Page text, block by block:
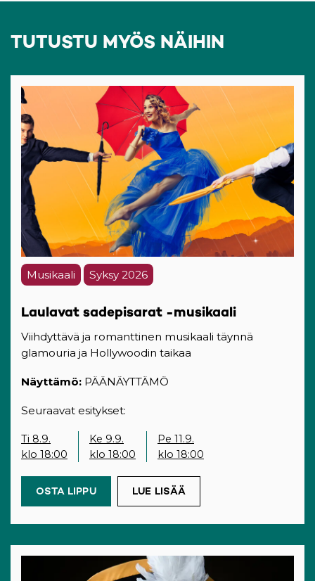
TUTUSTU MYÖS NÄIHIN
Musikaali Syksy 2026
Laulavat sadepisarat -musikaali
Viihdyttävä ja romanttinen musikaali täynnä
glamouria ja Hollywoodin taikaa
Näyttämö: PÄÄNÄYTTÄMÖ
Seuraavat esitykset:
Ti 8.9.
klo 18:00
Ke 9.9.
klo 18:00
Pe 11.9.
klo 18:00
OSTA LIPPU(OPENS IN A NEW TAB)
LUE LISÄÄ